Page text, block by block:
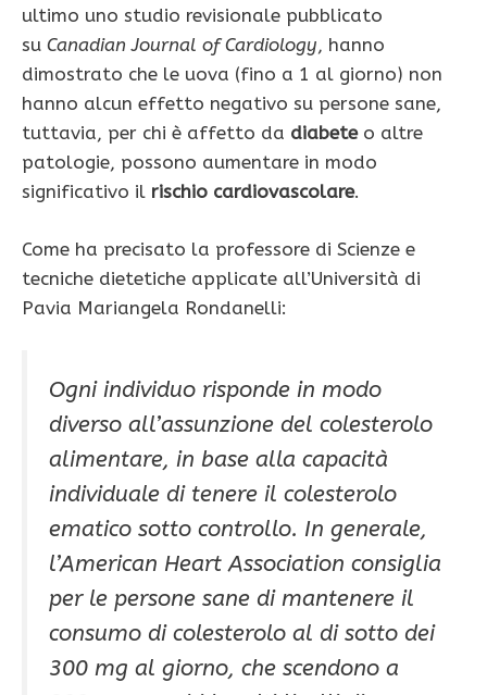
ultimo uno studio revisionale pubblicato
su Canadian Journal of Cardiology, hanno
dimostrato che le uova (fino a 1 al giorno) non
hanno alcun effetto negativo su persone sane,
tuttavia, per chi è affetto da diabeteo altre
patologie, possono aumentare in modo
significativo il rischio cardiovascolare.
Come ha precisato la professore di Scienze e
tecniche dietetiche applicate all’Università di
Pavia Mariangela Rondanelli:
Ogni individuo risponde in modo
diverso all’assunzione del colesterolo
alimentare, in base alla capacità
individuale di tenere il colesterolo
ematico sotto controllo. In generale,
l’American Heart Association consiglia
per le persone sane di mantenere il
consumo di colesterolo al di sotto dei
300 mg al giorno, che scendono a